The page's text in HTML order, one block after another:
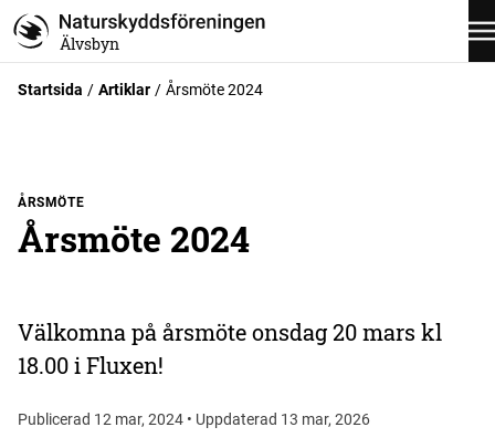
Älvsbyn
Startsida Artiklar Årsmöte 2024
ÅRSMÖTE
Årsmöte 2024
Välkomna på årsmöte onsdag 20 mars kl
18.00 i Fluxen!
Publicerad 12 mar, 2024 • Uppdaterad 13 mar, 2026